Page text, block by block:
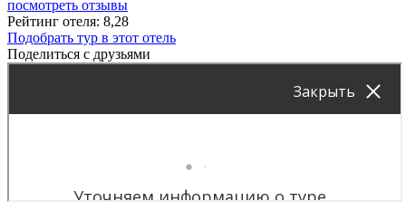
посмотреть отзывы
Рейтинг отеля: 8,28
Подобрать тур в этот отель
Поделиться с друзьями